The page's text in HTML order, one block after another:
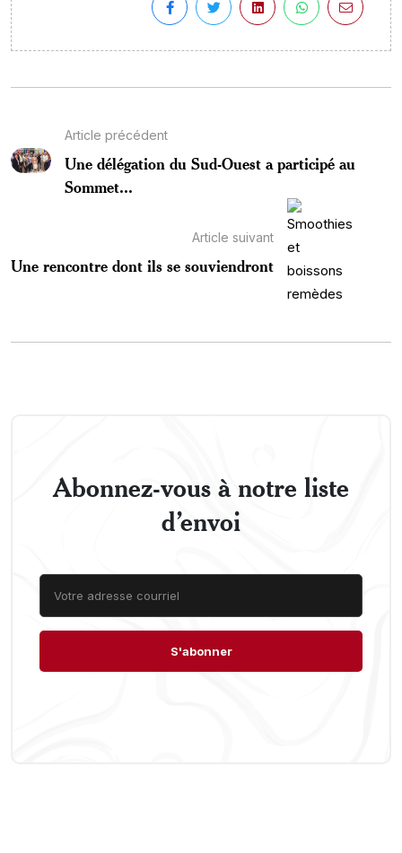
Article précédent
Une délégation du Sud-Ouest a participé au
Sommet...
Article suivant
Une rencontre dont ils se souviendront
Abonnez-vous à notre liste
d’envoi